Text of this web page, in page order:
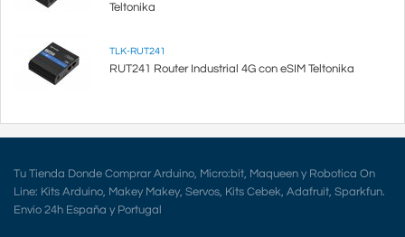
Teltonika
TLK-RUT241
RUT241 Router Industrial 4G con eSIM Teltonika
Tu Tienda Donde Comprar Arduino, Micro:bit, Maqueen y Robotica On
Line: Kits Arduino, Makey Makey, Servos, Kits Cebek, Adafruit, Sparkfun.
Envio 24h España y Portugal